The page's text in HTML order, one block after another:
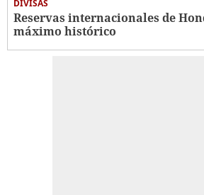
DIVISAS
Reservas internacionales de
máximo histórico